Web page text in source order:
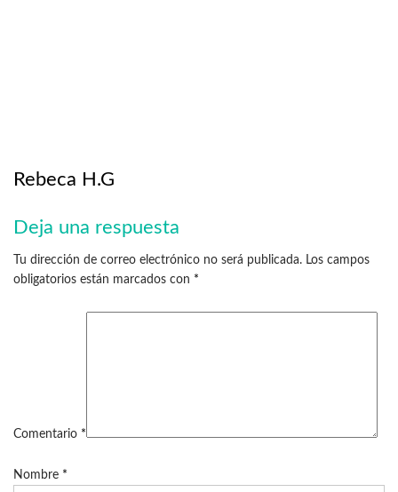
Rebeca H.G
Deja una respuesta
Tu dirección de correo electrónico no será publicada. Los campos
obligatorios están marcados con *
Comentario *
Nombre *